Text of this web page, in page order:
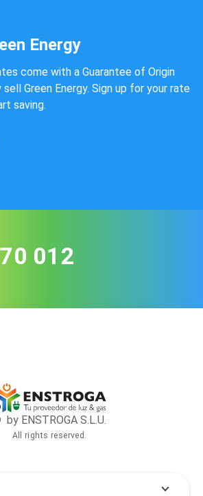
Energy
come with a Guarantee of Origin
Green Energy. Sign up for your rate
saving.
012
ENSTROGA S.L.U.
All rights reserved.